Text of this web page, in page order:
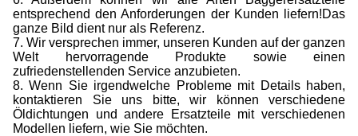
entsprechend den Anforderungen der Kunden liefern!Das
ganze Bild dient nur als Referenz.
7. Wir versprechen immer, unseren Kunden auf der ganzen
Welt hervorragende Produkte sowie einen
zufriedenstellenden Service anzubieten.
8. Wenn Sie irgendwelche Probleme mit Details haben,
kontaktieren Sie uns bitte, wir können verschiedene
Öldichtungen und andere Ersatzteile mit verschiedenen
Modellen liefern, wie Sie möchten.